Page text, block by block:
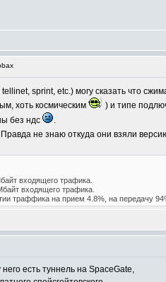
sprint, etc.) могу сказать что
хоть космическим
) и типе
без ндс
.
не знаю откуда они взяли
входящего трафика.
входящего трафика.
траффика на прием 4.8%, на передачу
есть туннель на SpaceGate,